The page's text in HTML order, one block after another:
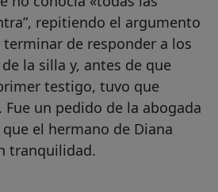
repitiendo el argumento
de responder a los
la silla y, antes de que
testigo, tuvo que
Fue un pedido de la abogada
el hermano de Diana
tranquilidad.